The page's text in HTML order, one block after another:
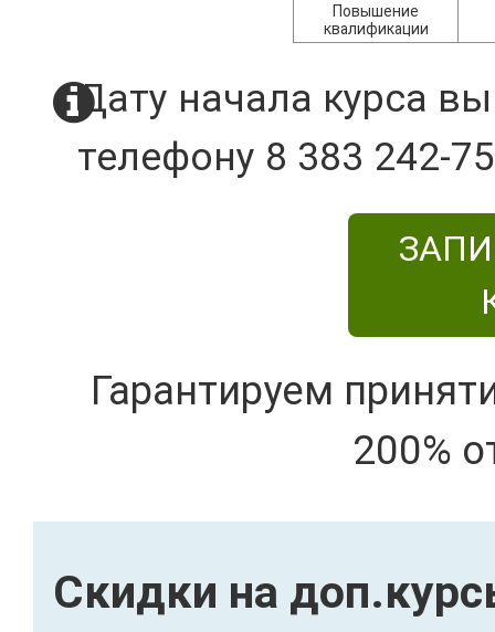
Повышение
квалификации
Дату начала курса
телефону 8 383 242-
Гарантируем
200%
Скидки на